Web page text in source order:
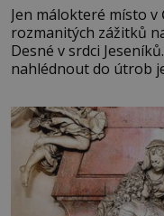
Jen málokteré místo
rozmanitých zážitků
Desné v srdci
nahlédnout do útrob
se na koloběžce a
Velkých Losinách